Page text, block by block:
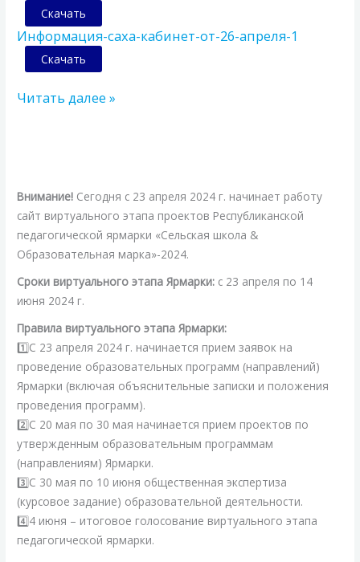
Скачать
Информация-саха-кабинет-от-26-апреля-1
Скачать
Читать далее »
Внимание! Сегодня c 23 апреля 2024 г. начинает работу
сайт виртуального этапа проектов Республиканской
педагогической ярмарки «Сельская школа &
Образовательная марка»-2024.
Сроки виртуального этапа Ярмарки: с 23 апреля по 14
июня 2024 г.
Правила виртуального этапа Ярмарки:
1️⃣С 23 апреля 2024 г. начинается прием заявок на
проведение образовательных программ (направлений)
Ярмарки (включая объяснительные записки и положения
проведения программ).
2️⃣С 20 мая по 30 мая начинается прием проектов по
утвержденным образовательным программам
(направлениям) Ярмарки.
3️⃣С 30 мая по 10 июня общественная экспертиза
(курсовое задание) образовательной деятельности.
4️⃣4 июня – итоговое голосование виртуального этапа
педагогической ярмарки.
педагогическая
ярмарка
2024